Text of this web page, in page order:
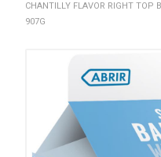
CHANTILLY FLAVOR RIGHT TOP
907G